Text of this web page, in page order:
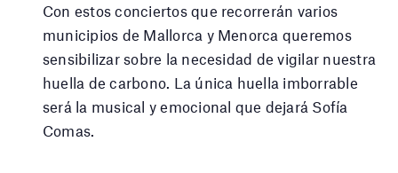
Con estos conciertos que recorrerán varios
municipios de Mallorca y Menorca queremos
sensibilizar sobre la necesidad de vigilar nuestra
huella de carbono. La única huella imborrable
será la musical y emocional que dejará Sofía
Comas.